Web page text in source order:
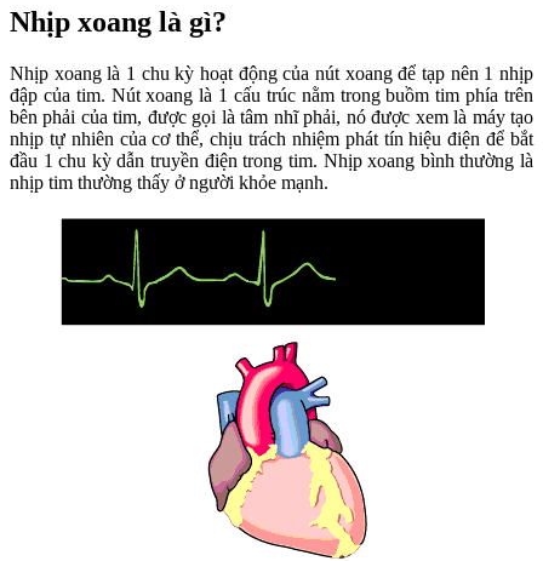
Nhịp xoang là gì?
Nhịp xoang là 1 chu kỳ hoạt động của nút xoang để tạp nên 1 nhịp
đập của tim. Nút xoang là 1 cấu trúc nằm trong buồm tim phía trên
bên phải của tim, được gọi là tâm nhĩ phải, nó được xem là máy tạo
nhịp tự nhiên của cơ thể, chịu trách nhiệm phát tín hiệu điện để bắt
đầu 1 chu kỳ dẫn truyền điện trong tim. Nhịp xoang bình thường là
nhịp tim thường thấy ở người khỏe mạnh.